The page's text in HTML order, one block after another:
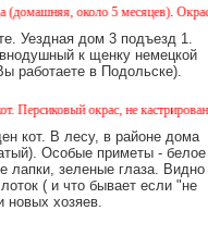
около 5 месяцев). Окрас -
Уездная дом 3 подъезд 1.
к щенку немецкой
работаете в Подольске).
окрас, не кастрирован,
кот. В лесу, в районе дома
Особые приметы - белое
лапки, зеленые глаза. Видно
( и что бывает если "не
новых хозяев.